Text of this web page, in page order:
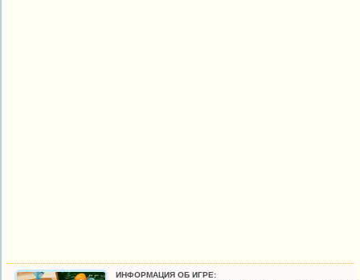
ИНФОРМАЦИЯ ОБ ИГРЕ: